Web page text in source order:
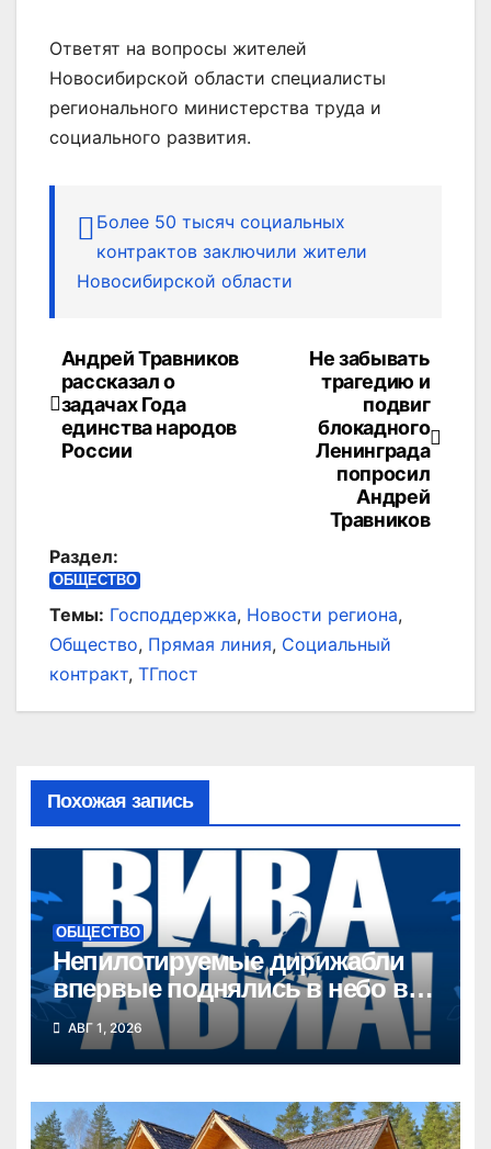
Ответят на вопросы жителей
Новосибирской области специалисты
регионального министерства труда и
социального развития.
Более 50 тысяч социальных
контрактов заключили жители
Новосибирской области
Навигация
по
записям
Не забывать
трагедию и
подвиг
блокадного
Ленинграда
попросил
Андрей
Травников
Андрей Травников
рассказал о
задачах Года
единства народов
России
Раздел:
ОБЩЕСТВО
Темы: Господдержка, Новости региона,
Общество, Прямая линия, Социальный
контракт, ТГпост
Похожая запись
ОБЩЕСТВО
Непилотируемые дирижабли
впервые поднялись в небо в
Новосибирской области
АВГ 1, 2026